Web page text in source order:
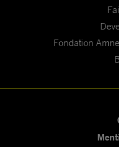
Fondation